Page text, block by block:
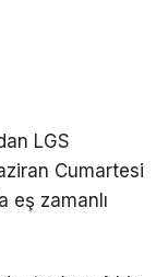
LGS
Cumartesi
eş zamanlı